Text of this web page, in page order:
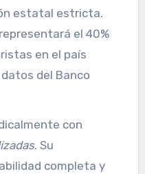
estatal estricta.
el 40%
en el país
del Banco
con
. Su
completa y